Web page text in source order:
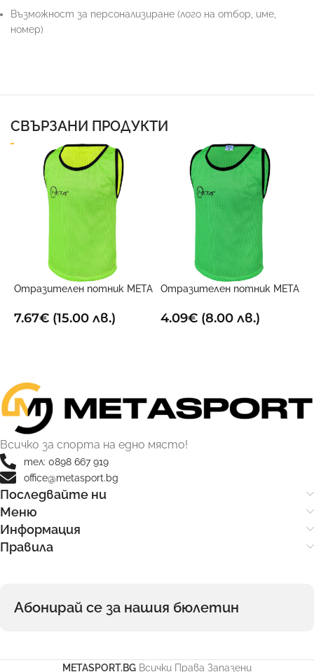
Възможност за персонализиране (лого на отбор, име,
номер)
СВЪРЗАНИ ПРОДУКТИ
Отразителен потник META
7.67€ (15.00 лв.)
Отразителен потник META
4.09€(8.00 лв.)
Всичко за спорта на едно място!
тел: 0898 667 919
office@metasport.bg
Последвайте ни
Меню
Информация
Правила
Абонирай се за нашия бюлетин
METASPORT.BG Всички Права Запазени